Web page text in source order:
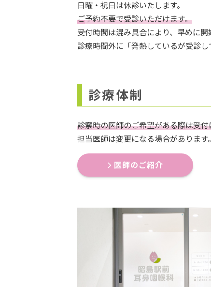
日曜・祝日は休診いたします。
ご予約不要で受診いただけます。
受付時間は混み具合により、早めに
診療時間外に「発熱しているが受診
診療体制
診察時の医師のご希望がある際は受
担当医師は変更になる場合があります
医師のご紹介